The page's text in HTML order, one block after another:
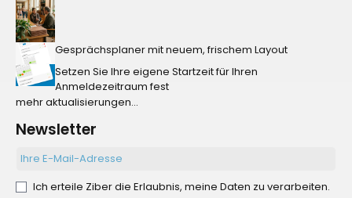
Gesprächsplaner mit neuem, frischem Layout
Setzen Sie Ihre eigene Startzeit für Ihren
Anmeldezeitraum fest
mehr aktualisierungen...
Newsletter
Ich erteile Ziber die Erlaubnis, meine Daten zu verarbeiten.